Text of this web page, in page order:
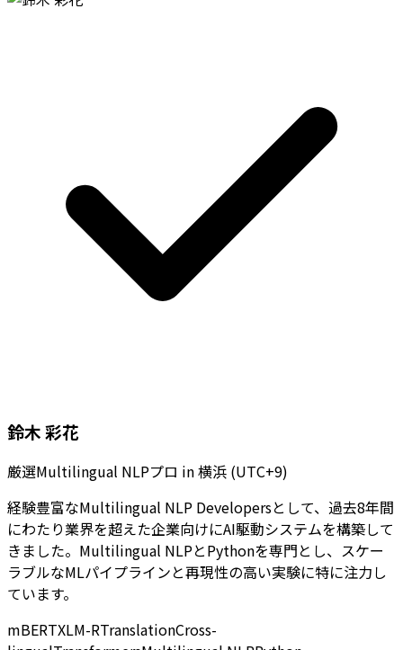
鈴木 彩花
厳選Multilingual NLPプロ in横浜 (UTC+9)
経験豊富なMultilingual NLP Developersとして、過去8年間
にわたり業界を超えた企業向けにAI駆動システムを構築して
きました。Multilingual NLPとPythonを専門とし、スケー
ラブルなMLパイプラインと再現性の高い実験に特に注力し
ています。
mBERTXLM-RTranslationCross-